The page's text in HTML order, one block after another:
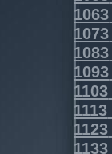
1063
1073
1083
1093
1103
1113
1123
1133